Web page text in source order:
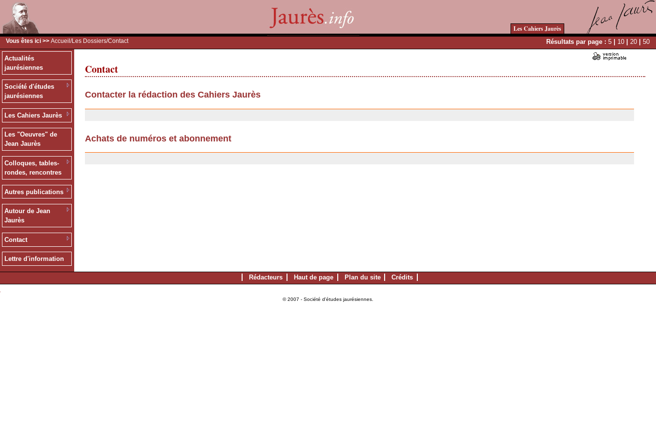
Les Cahiers Jaurès
Vous êtes ici >> Accueil /Les Dossiers/Contact Résultats par page : 5 | 10 | 20 | 50
Actualités
jaurésiennes
Société d'études
jaurésiennes
Les Cahiers Jaurès
Les "Oeuvres" de
Jean Jaurès
Colloques, tables-
rondes, rencontres
Autres publications
Autour de Jean
Jaurès
Contact
Lettre d'information
Contact
Contacter la rédaction des Cahiers Jaurès
Achats de numéros et abonnement
Rédacteurs Haut de page Plan du site Crédits
© 2007 - Société d'études jaurésiennes.